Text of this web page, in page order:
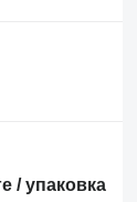
/ упаковка